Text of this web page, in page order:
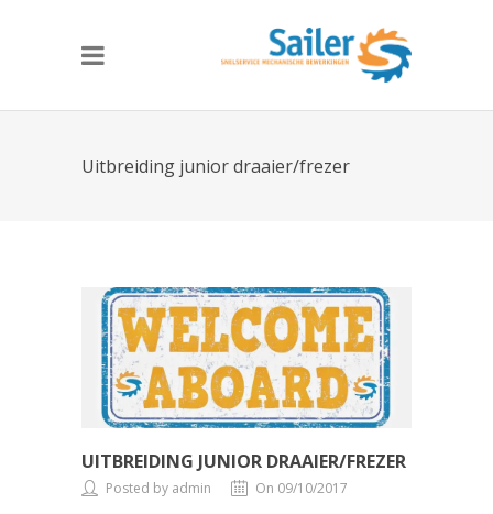
Uitbreiding junior draaier/frezer
UITBREIDING JUNIOR DRAAIER/FREZER
Posted by admin On 09/10/2017